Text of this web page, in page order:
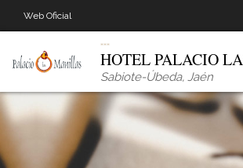
Web Oficial
HOTEL PALACIO
Sabiote-Úbeda,Jaén